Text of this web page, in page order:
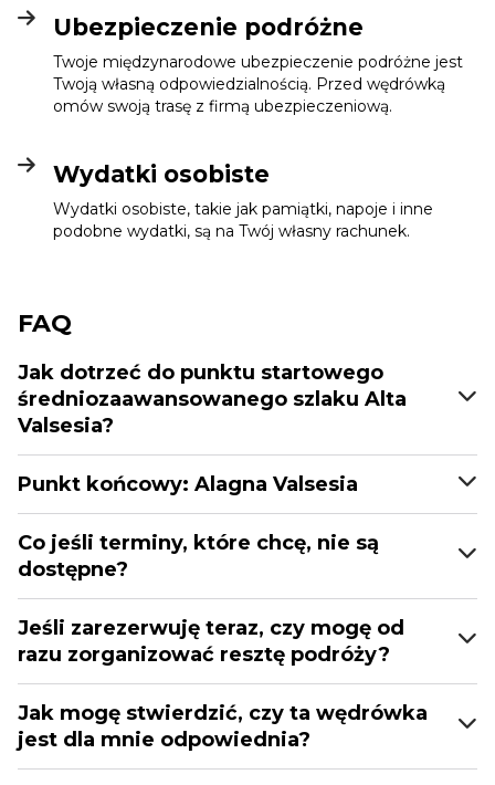
Ubezpieczenie podróżne
Twoje międzynarodowe ubezpieczenie podróżne jest
Twoją własną odpowiedzialnością. Przed wędrówką
omów swoją trasę z firmą ubezpieczeniową.
Wydatki osobiste
Wydatki osobiste, takie jak pamiątki, napoje i inne
podobne wydatki, są na Twój własny rachunek.
FAQ
Jak dotrzeć do punktu startowego
średniozaawansowanego szlaku Alta
Valsesia?
Punkt końcowy: Alagna Valsesia
Co jeśli terminy, które chcę, nie są
dostępne?
Jeśli zarezerwuję teraz, czy mogę od
razu zorganizować resztę podróży?
Jak mogę stwierdzić, czy ta wędrówka
jest dla mnie odpowiednia?